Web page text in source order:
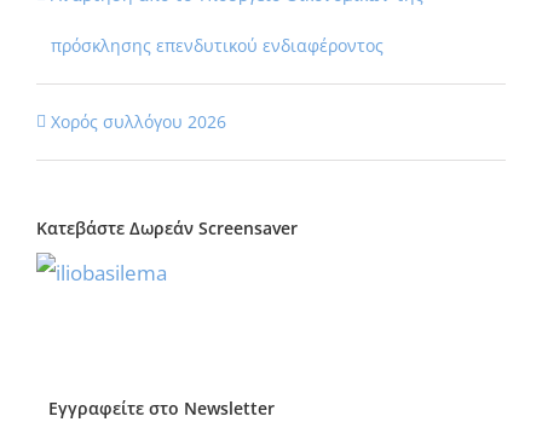
πρόσκλησης επενδυτικού ενδιαφέροντος
Χορός συλλόγου 2026
Κατεβάστε Δωρεάν Screensaver
Εγγραφείτε στο Newsletter